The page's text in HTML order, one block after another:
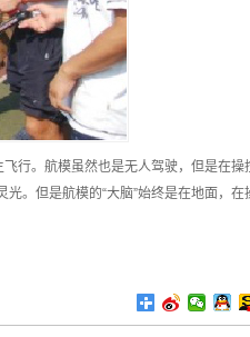
行。航模虽然也是无人驾驶，但是在操
。但是航模的“大脑”始终是在地面，在